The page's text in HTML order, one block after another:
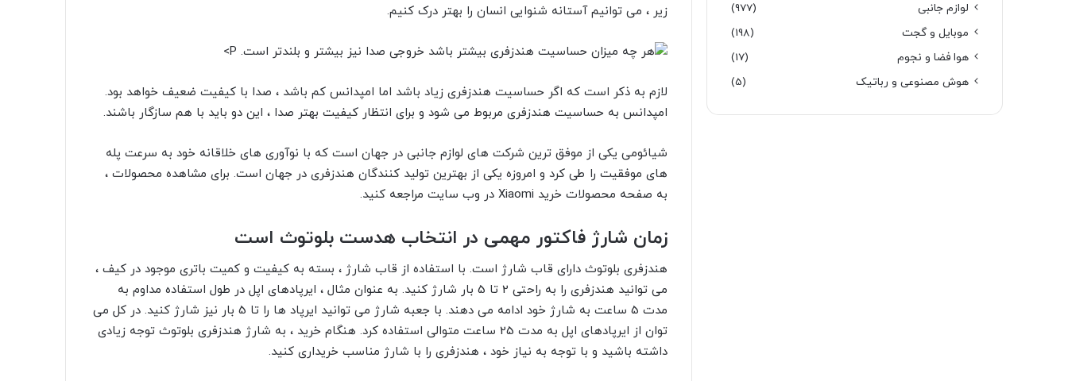
زیر ، می توانیم آستانه شنوایی انسان را بهتر درک کنیم.
لازم به ذکر است که اگر حساسیت هندزفری زیاد باشد اما امپدانس کم باشد ، صدا با کیفیت ضعیف خواهد بود.
امپدانس به حساسیت هندزفری مربوط می شود و برای انتظار کیفیت بهتر صدا ، این دو باید با هم سازگار باشند.
شیائومی یکی از موفق ترین شرکت های لوازم جانبی در جهان است که با نوآوری های خلاقانه خود به سرعت پله
های موفقیت را طی کرد و امروزه یکی از بهترین تولید کنندگان هندزفری در جهان است. برای مشاهده محصولات ،
به صفحه محصولات خرید Xiaomi
در وب سایت مراجعه کنید.
زمان شارژ فاکتور مهمی در انتخاب هدست بلوتوث است
هندزفری بلوتوث دارای قاب شارژ است. با استفاده از قاب شارژ ، بسته به کیفیت و کمیت باتری موجود در کیف ،
می توانید هندزفری را به راحتی 2 تا 5 بار شارژ کنید. به عنوان مثال ، ایرپادهای اپل در طول استفاده مداوم به
مدت 5 ساعت به شارژ خود ادامه می دهند. با جعبه شارژ می توانید ایرپاد ها را تا 5 بار نیز شارژ کنید. در کل می
توان از ایرپادهای اپل به مدت 25 ساعت متوالی استفاده کرد. هنگام خرید ، به شارژ هندزفری بلوتوث توجه زیادی
داشته باشید و با توجه به نیاز خود ، هندزفری را با شارژ مناسب خریداری کنید.
لوازم جانبی
(977)
موبایل و گجت
(198)
هوا فضا و نجوم
(17)
هوش مصنوعی و رباتیک
(5)